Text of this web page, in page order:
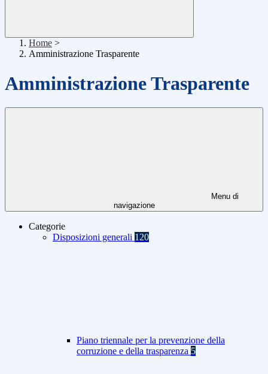
Home >
Amministrazione Trasparente
Amministrazione Trasparente
Menu di
navigazione
Categorie
Disposizioni generali 120
Piano triennale per la prevenzione della
corruzione e della trasparenza 5